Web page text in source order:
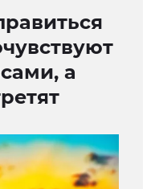
а